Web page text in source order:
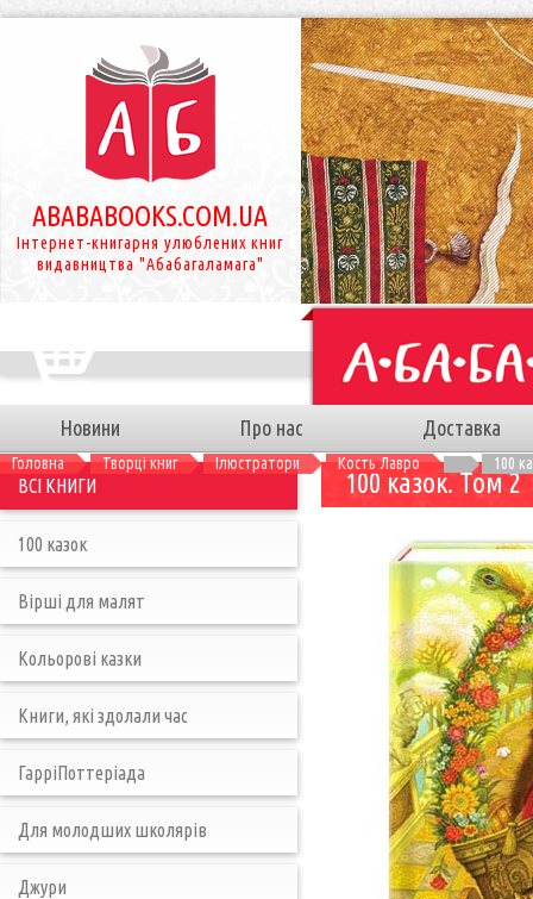
ABABABOOKS.COM.UA
Інтернет-книгарня улюблених книг
видавництва "Абабагаламага"
Новини Про нас Доставка
Головна Творці книг Ілюстратори Кость Лавро 100
100 казок. Том 2
ВСІ КНИГИ
100 казок
Вірші для малят
Кольорові казки
Книги, які здолали час
ГарріПоттеріада
Для молодших школярів
Джури